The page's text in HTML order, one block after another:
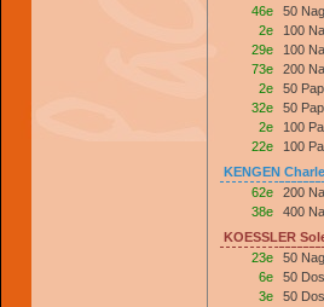
46e
50
2e
100
29e
100
73e
200
2e
50
32e
50
2e
100
22e
100
KENGEN
62e
200
38e
400
KOESSLER
23e
50
6e
50
3e
50